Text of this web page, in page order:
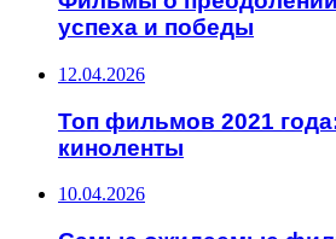
успеха и победы
12.04.2026
Топ фильмов 2021
киноленты
10.04.2026